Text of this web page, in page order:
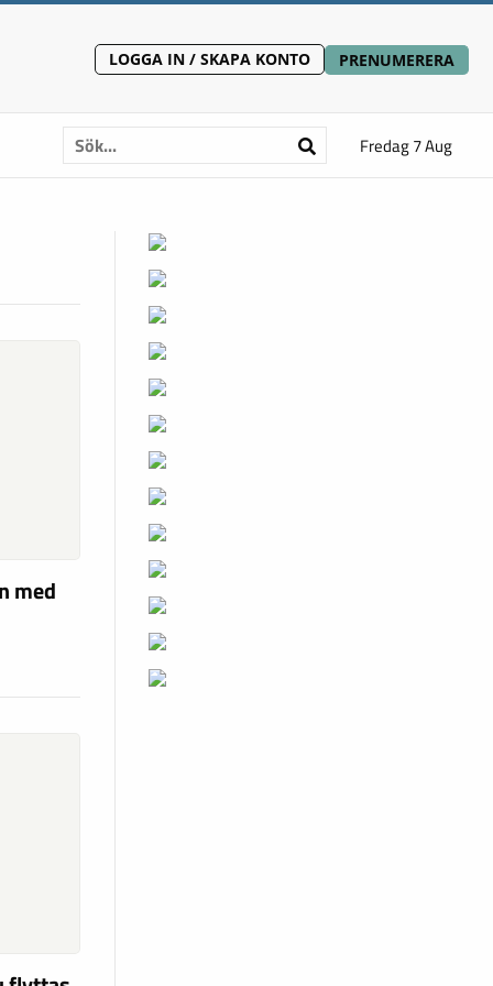
LOGGA IN / SKAPA KONTO PRENUMERERA
Fredag 7 Aug
med